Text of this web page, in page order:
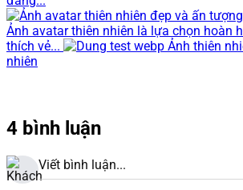
Ảnh avatar thiên nhiên là lựa chọn hoàn
thích vẻ...
Ảnh thiên
nhiên
4 bình luận
Viết bình luận...